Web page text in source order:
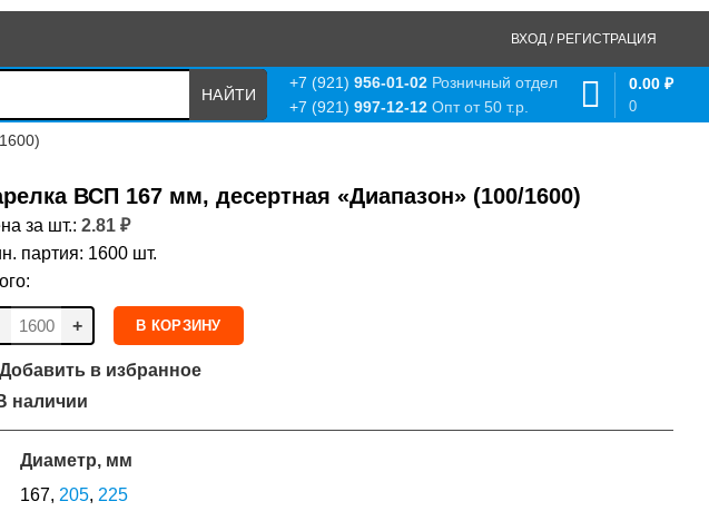
ВХОД / РЕГИСТРАЦИЯ
+7 (921) 956-01-02 Розничный отдел
+7 (921) 997-12-12 Опт от 50 т.р. 0
0.00 ₽
ВСП 167 мм, десертная «Диапазон» (100/1600)
за шт.: 2.81 ₽
партия: 1600 шт.
+ В КОРЗИНУ
Добавить в избранное
наличии
Диаметр, мм
167, 205, 225